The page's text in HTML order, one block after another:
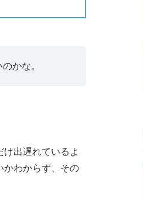
かな。
出遅れているよ
かわからず、その